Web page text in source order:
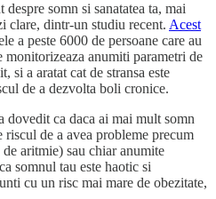
somn si sanatatea ta, mai
clare, dintr-un studiu recent. Acest
a peste 6000 de persoane care au
anumiti parametri de
si a aratat cat de stransa este
de a dezvolta boli cronice.
dovedit ca daca ai mai mult somn
de a avea probleme precum
aritmie) sau chiar anumite
somnul tau este haotic si
cu un risc mai mare de obezitate,